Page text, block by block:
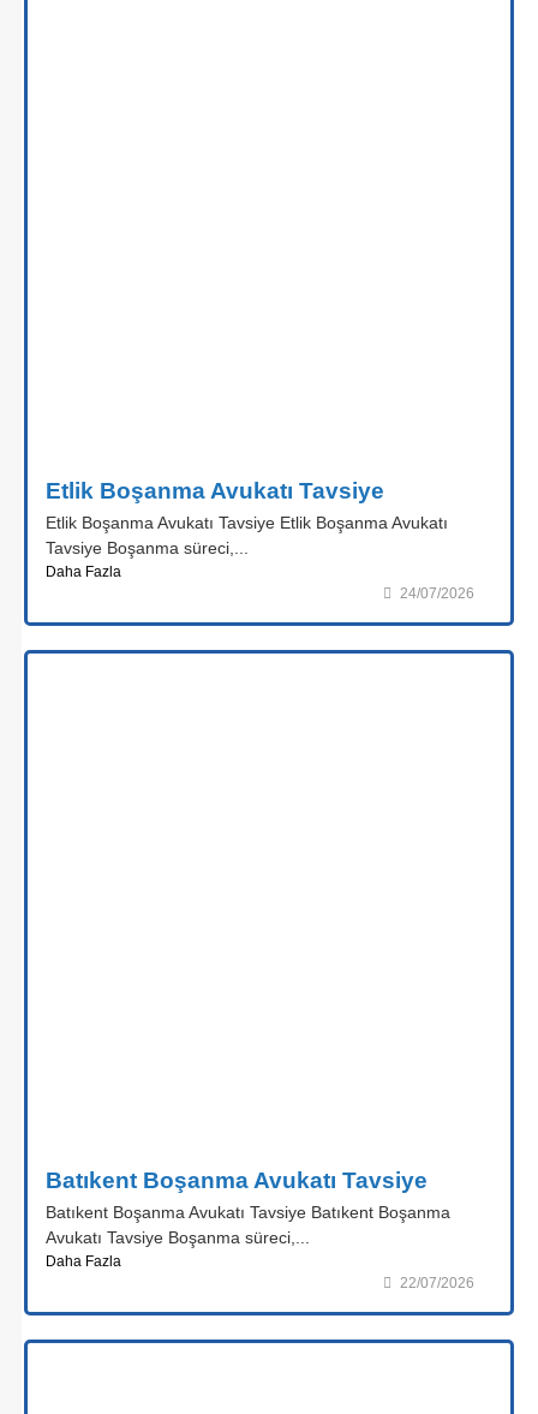
Etlik Boşanma Avukatı Tavsiye
Etlik Boşanma Avukatı Tavsiye Etlik Boşanma Avukatı
Tavsiye Boşanma süreci,...
Daha Fazla
24/07/2026
Batıkent Boşanma Avukatı Tavsiye
Batıkent Boşanma Avukatı Tavsiye Batıkent Boşanma
Avukatı Tavsiye Boşanma süreci,...
Daha Fazla
22/07/2026